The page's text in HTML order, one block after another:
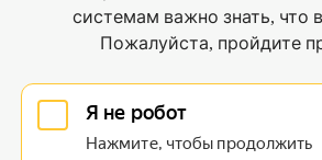
системам важно знать, что
Пожалуйста, пройдите